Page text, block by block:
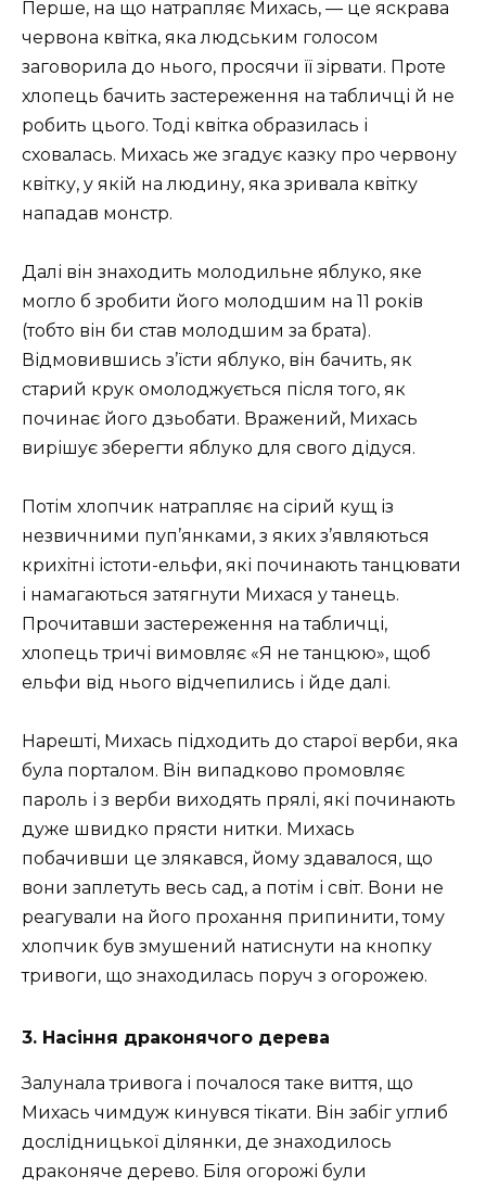
Перше, на що натрапляє Михась, — це яскрава
червона квітка, яка людським голосом
заговорила до нього, просячи її зірвати. Проте
хлопець бачить застереження на табличці й не
робить цього. Тоді квітка образилась і
сховалась. Михась же згадує казку про червону
квітку, у якій на людину, яка зривала квітку
нападав монстр.
Далі він знаходить молодильне яблуко, яке
могло б зробити його молодшим на 11 років
(тобто він би став молодшим за брата).
Відмовившись з’їсти яблуко, він бачить, як
старий крук омолоджується після того, як
починає його дзьобати. Вражений, Михась
вирішує зберегти яблуко для свого дідуся.
Потім хлопчик натрапляє на сірий кущ із
незвичними пуп’янками, з яких з’являються
крихітні істоти-ельфи, які починають танцювати
і намагаються затягнути Михася у танець.
Прочитавши застереження на табличці,
хлопець тричі вимовляє «Я не танцюю», щоб
ельфи від нього відчепились і йде далі.
Нарешті, Михась підходить до старої верби, яка
була порталом. Він випадково промовляє
пароль і з верби виходять прялі, які починають
дуже швидко прясти нитки. Михась
побачивши це злякався, йому здавалося, що
вони заплетуть весь сад, а потім і світ. Вони не
реагували на його прохання припинити, тому
хлопчик був змушений натиснути на кнопку
тривоги, що знаходилась поруч з огорожею.
3. Насіння драконячого дерева
Залунала тривога і почалося таке виття, що
Михась чимдуж кинувся тікати. Він забіг углиб
дослідницької ділянки, де знаходилось
драконяче дерево. Біля огорожі були